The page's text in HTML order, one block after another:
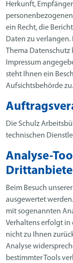
Herkunft,
ein Recht, die
Daten zu verlangen.
Thema Datenschutz
Impressum
steht Ihnen ein
Aufsichtsbehörde zu.
Die Schulz
technischen
Analyse-
Beim Besuch
ausgewertet
mit sogenannten
Verhaltens erfolgt in
nicht zu Ihnen
Analyse
bestimmter Tools